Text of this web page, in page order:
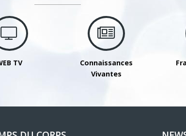
TV
Connaissances
Vivantes